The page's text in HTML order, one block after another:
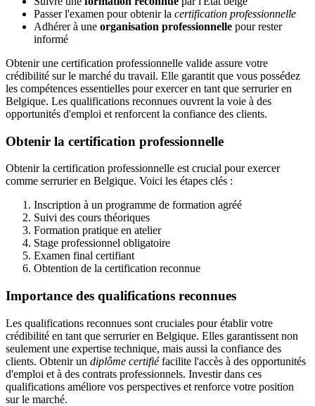
Passer l'examen pour obtenir la certification professionnelle
Adhérer à une organisation professionnelle pour rester
informé
Obtenir une certification professionnelle valide assure votre
crédibilité sur le marché du travail. Elle garantit que vous possédez
les compétences essentielles pour exercer en tant que serrurier en
Belgique. Les qualifications reconnues ouvrent la voie à des
opportunités d'emploi et renforcent la confiance des clients.
Obtenir la certification professionnelle
Obtenir la certification professionnelle est crucial pour exercer
comme serrurier en Belgique. Voici les étapes clés :
Inscription à un programme de formation agréé
Suivi des cours théoriques
Formation pratique en atelier
Stage professionnel obligatoire
Examen final certifiant
Obtention de la certification reconnue
Importance des qualifications reconnues
Les qualifications reconnues sont cruciales pour établir votre
crédibilité en tant que serrurier en Belgique. Elles garantissent non
seulement une expertise technique, mais aussi la confiance des
clients. Obtenir un diplôme certifiéfacilite l'accès à des opportunités
d'emploi et à des contrats professionnels. Investir dans ces
qualifications améliore vos perspectives et renforce votre position
sur le marché.